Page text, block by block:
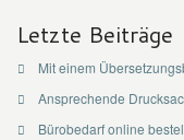
Letzte Beiträge
Mit einem
Ansprechende
Bürobedarf online